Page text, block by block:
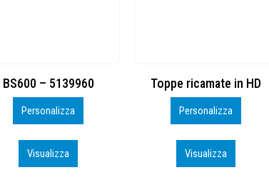
Toppe ricamate in HD
Personalizza
Visualizza
KIT CAMP 100 2026_perso
Personalizza
Visualizza